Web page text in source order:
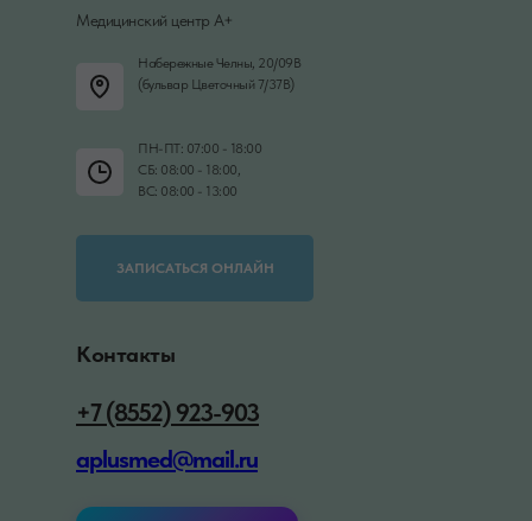
Медицинский центр А+
Набережные Челны, 20/09В
(бульвар Цветочный 7/37В)
ПН-ПТ: 07:00 - 18:00
СБ: 08:00 - 18:00,
ВС: 08:00 - 13:00
ЗАПИСАТЬСЯ ОНЛАЙН
Контакты
aplusmed@mail.ru
+7 (8552) 923-903